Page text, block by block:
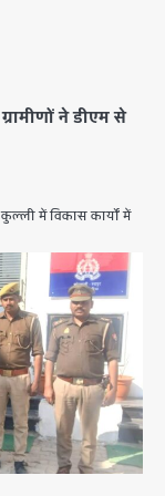
ने डीएम से
में विकास कार्यों में